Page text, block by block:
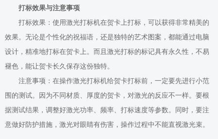
打标效果与注意事项
打标效果：使用激光打标机在贺卡上打标，可以获得非常精美的
效果。无论是个性化的祝福语，还是独特的艺术图案，都能通过电脑
设计，精准地打标在贺卡上。而且激光打标的标记具有永久性，不易
褪色，能让贺卡长久保存这份独特。
注意事项：在操作激光打标机给贺卡打标前，一定要先进行小范
围的测试。因为不同材质、厚度的贺卡，对激光的反应不一样。要根
据测试结果，调整好激光功率、频率、打标速度等参数。同时，要注
意做好防护措施，激光对眼睛有伤害，操作过程中不能直视激光束。